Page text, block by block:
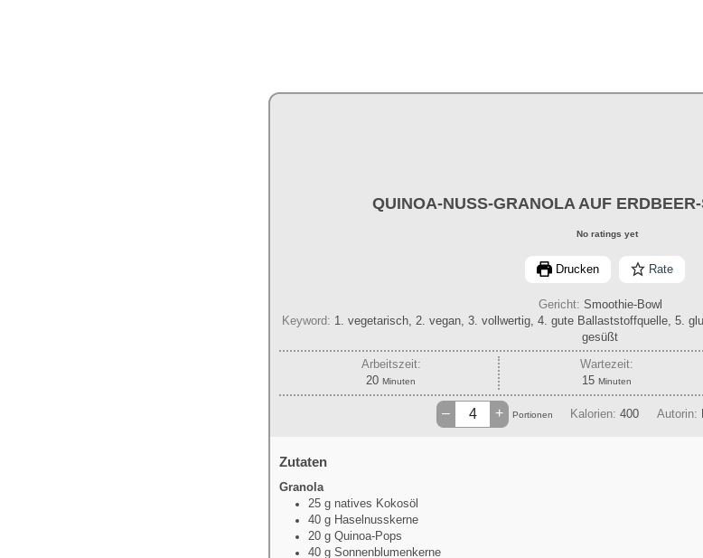
QUINOA-NUSS-GRANOLA AUF
No ratings yet
Drucken Rate
Gericht: Smoothie-Bowl
Keyword: 1. vegetarisch, 2. vegan, 3. vollwertig, 4. gute Ballaststoffquelle, 5.
gesüßt
Arbeitszeit:
20Minuten
Minuten
Wartezeit:
15Minuten
Minuten
– + Portionen Kalorien:400 Autorin:
Zutaten
Granola
25 g natives Kokosöl
40 g Haselnusskerne
20 g Quinoa-Pops
40 g Sonnenblumenkerne